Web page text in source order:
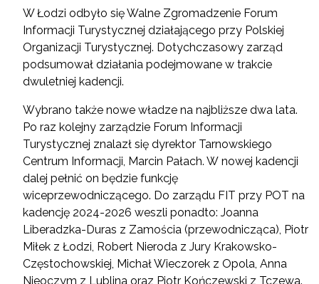
W Łodzi odbyło się Walne Zgromadzenie Forum
Informacji Turystycznej działającego przy Polskiej
Organizacji Turystycznej. Dotychczasowy zarząd
podsumował działania podejmowane w trakcie
dwuletniej kadencji.
Wybrano także nowe władze na najbliższe dwa lata.
Po raz kolejny zarządzie Forum Informacji
Turystycznej znalazł się dyrektor Tarnowskiego
Centrum Informacji, Marcin Pałach. W nowej kadencji
dalej pełnić on będzie funkcję
wiceprzewodniczącego. Do zarządu FIT przy POT na
kadencję 2024-2026 weszli ponadto: Joanna
Liberadzka-Duras z Zamościa (przewodnicząca), Piotr
Miłek z Łodzi, Robert Nieroda z Jury Krakowsko-
Częstochowskiej, Michał Wieczorek z Opola, Anna
Nieoczym z Lublina oraz Piotr Kończewski z Tczewa.